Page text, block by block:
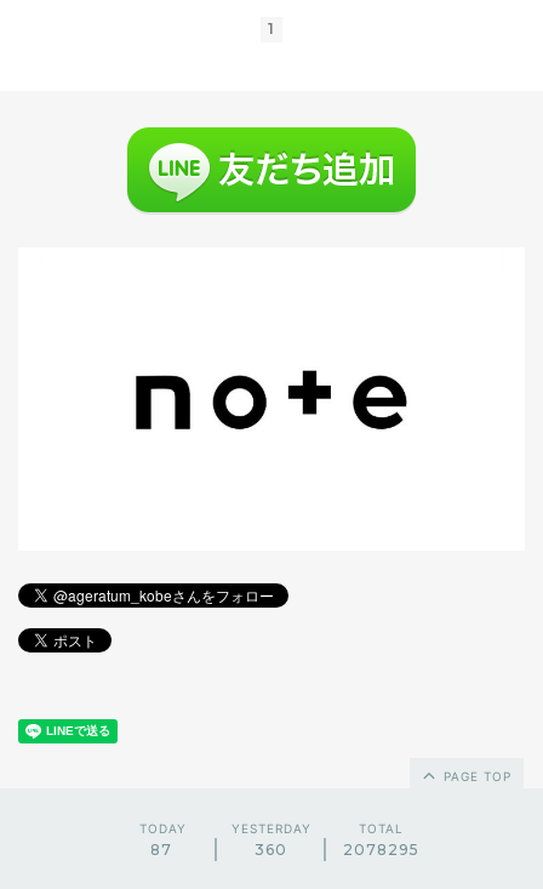
1
PAGE TOP
TODAY
87
YESTERDAY
360
TOTAL
2078295